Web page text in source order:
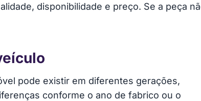
disponibilidade e preço. Se a peça
pode existir em diferentes gerações,
conforme o ano de fabrico ou o